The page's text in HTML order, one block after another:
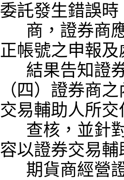
委託發生錯誤
正帳號之申報
（四）證券商
交易輔助人所
容以證券交易